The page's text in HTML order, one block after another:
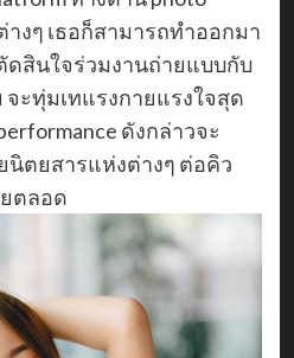
างๆ เธอก็สามารถทำออกมา
ดสินใจร่วมงานถ่ายแบบกับ
ะทุ่มเทแรงกายแรงใจสุด
ดังกล่าวจะ
นิตยสารแห่งต่างๆ ต่อคิว
ตลอด